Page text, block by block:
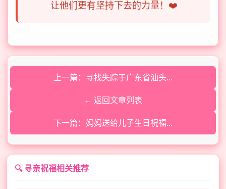
让他们更有坚持下去的力量！❤️
上一篇：寻找失踪于广东省汕头...
← 返回文章列表
下一篇：妈妈送给儿子生日祝福...
🔍 寻亲祝福相关推荐